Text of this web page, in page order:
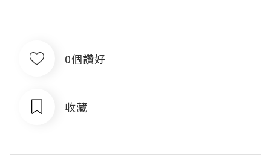
0個讚好
收藏